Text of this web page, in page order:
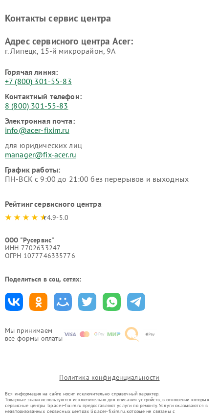
Мы принимаем
все формы оплаты
Контакты сервис центра
Адрес сервисного центра Acer:
г. Липецк, 15-й микрорайон, 9А
Горячая линия:
+7 (800) 301-55-83
Контактный телефон:
8 (800) 301-55-83
Электронная почта:
info@acer-fixim.ru
для юридических лиц
manager@fix-acer.ru
График работы:
ПН-ВСК с 9:00 до 21:00 без перерывов и выходных
Рейтинг сервисного центра
4.9-5.0
ООО "Русервис"
ИНН 7702633247
ОГРН 1077746335776
Поделиться в соц. сетях:
Политика конфиденциальности
Вся информация на сайте носит исключительно справочный характер.
Товарные знаки используются исключительно для описания устройств, в отношении которых
сервисные центры lip.acer-fixim.ru предоставляют услуги по ремонту. Услуги оказываются в
неавторизованных сервисных центрах lip.acer-fixim.ru, которые не связаны с